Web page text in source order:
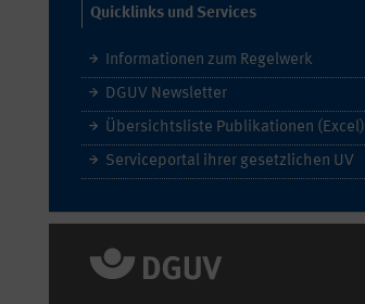
Quicklinks und Services
Informationen zum Regelwerk
DGUV Newsletter
Übersichtsliste Publikationen (Excel)
Serviceportal ihrer gesetzlichen UV